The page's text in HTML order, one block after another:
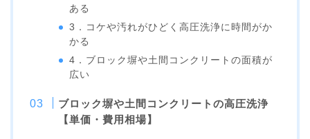
ある
3．コケや汚れがひどく高圧洗浄に時間がか
かる
4．ブロック塀や土間コンクリートの面積が
広い
ブロック塀や土間コンクリートの高圧洗浄
【単価・費用相場】